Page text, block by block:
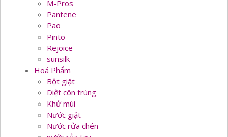
M-Pros
Pantene
Pao
Pinto
Rejoice
sunsilk
Hoá Phẩm
Bột giặt
Diệt côn trùng
Khử mùi
Nước giặt
Nước rửa chén